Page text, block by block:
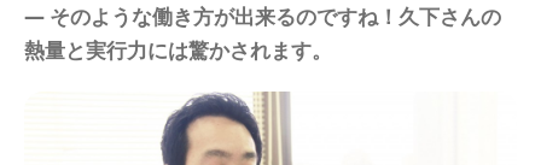
― そのような働き方が出来るのですね！久下さんの
熱量と実行力には驚かされます。